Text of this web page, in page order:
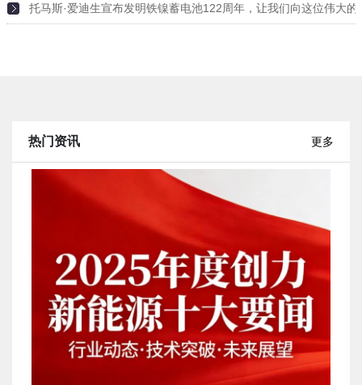
在深圳举行
托马斯·爱迪生宣布发明铁镍蓄电池122周年，让我们向这位伟大的
热门资讯 更多